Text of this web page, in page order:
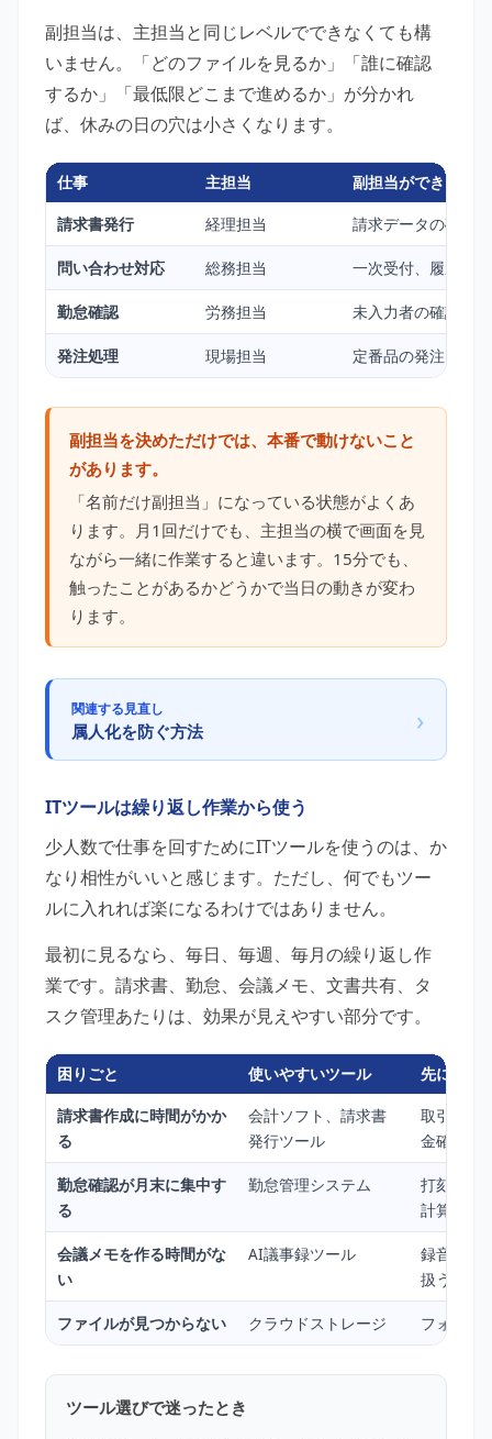
副担当は、主担当と同じレベルでできなくても構
いません。「どのファイルを見るか」「誰に確認
するか」「最低限どこまで進めるか」が分かれ
ば、休みの日の穴は小さくなります。
仕事 主担当
副担当ができると
請求書発行
経理担当 請求データの確認
問い合わせ対応 総務担当 一次受付、履歴メ
勤怠確認 労務担当 未入力者の確認、
発注処理 現場担当 定番品の発注、納
副担当を決めただけでは、本番で動けないこと
があります。
「名前だけ副担当」になっている状態がよくあ
ります。月1回だけでも、主担当の横で画面を見
ながら一緒に作業すると違います。15分でも、
触ったことがあるかどうかで当日の動きが変わ
ります。
関連する見直し
属人化を防ぐ方法 ›
ITツールは繰り返し作業から使う
少人数で仕事を回すためにITツールを使うのは、か
なり相性がいいと感じます。ただし、何でもツー
ルに入れれば楽になるわけではありません。
最初に見るなら、毎日、毎週、毎月の繰り返し作
業です。請求書、勤怠、会議メモ、文書共有、タ
スク管理あたりは、効果が見えやすい部分です。
困りごと 使いやすいツール
先に確認
請求書作成に時間がかか
る
会計ソフト、請求書
発行ツール
取引先数
金確認の
勤怠確認が月末に集中す
る
勤怠管理システム
打刻漏れ
計算との
会議メモを作る時間がな
い
AI議事録ツール
録音でき
扱うか
ファイルが見つからない クラウドストレージ フォルダ
ツール選びで迷ったとき